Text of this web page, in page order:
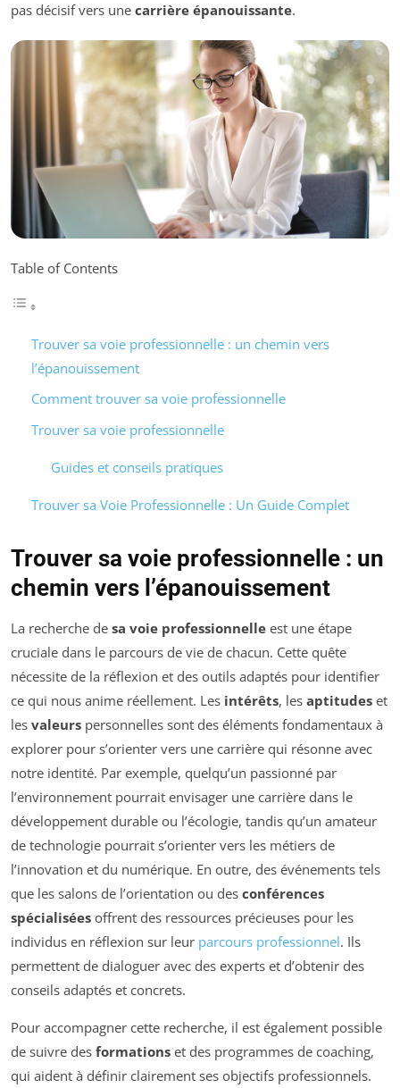
pas décisif vers une carrière épanouissante.
Table of Contents
Trouver sa voie professionnelle : un chemin vers
l’épanouissement
Comment trouver sa voie professionnelle
Trouver sa voie professionnelle
Guides et conseils pratiques
Trouver sa Voie Professionnelle : Un Guide Complet
Trouver sa voie professionnelle : un
chemin vers l’épanouissement
La recherche de sa voie professionnelle est une étape
cruciale dans le parcours de vie de chacun. Cette quête
nécessite de la réflexion et des outils adaptés pour identifier
ce qui nous anime réellement. Les intérêts, les aptitudes et
les valeurs personnelles sont des éléments fondamentaux à
explorer pour s’orienter vers une carrière qui résonne avec
notre identité. Par exemple, quelqu’un passionné par
l’environnement pourrait envisager une carrière dans le
développement durable ou l’écologie, tandis qu’un amateur
de technologie pourrait s’orienter vers les métiers de
l’innovation et du numérique. En outre, des événements tels
que les salons de l’orientation ou des conférences
spécialisées offrent des ressources précieuses pour les
individus en réflexion sur leur parcours professionnel. Ils
permettent de dialoguer avec des experts et d’obtenir des
conseils adaptés et concrets.
Pour accompagner cette recherche, il est également possible
de suivre des formations et des programmes de coaching,
qui aident à définir clairement ses objectifs professionnels.